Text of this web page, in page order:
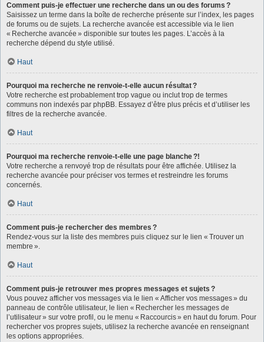
Comment puis-je effectuer une recherche dans un ou des forums ?
Saisissez un terme dans la boîte de recherche présente sur l’index, les pages
de forums ou de sujets. La recherche avancée est accessible via le lien
« Recherche avancée » disponible sur toutes les pages. L’accès à la
recherche dépend du style utilisé.
Haut
Pourquoi ma recherche ne renvoie-t-elle aucun résultat ?
Votre recherche est probablement trop vague ou inclut trop de termes
communs non indexés par phpBB. Essayez d’être plus précis et d’utiliser les
filtres de la recherche avancée.
Haut
Pourquoi ma recherche renvoie-t-elle une page blanche ?!
Votre recherche a renvoyé trop de résultats pour être affichée. Utilisez la
recherche avancée pour préciser vos termes et restreindre les forums
concernés.
Haut
Comment puis-je rechercher des membres ?
Rendez-vous sur la liste des membres puis cliquez sur le lien « Trouver un
membre ».
Haut
Comment puis-je retrouver mes propres messages et sujets ?
Vous pouvez afficher vos messages via le lien « Afficher vos messages » du
panneau de contrôle utilisateur, le lien « Rechercher les messages de
l’utilisateur » sur votre profil, ou le menu « Raccourcis » en haut du forum. Pour
rechercher vos propres sujets, utilisez la recherche avancée en renseignant
les options appropriées.